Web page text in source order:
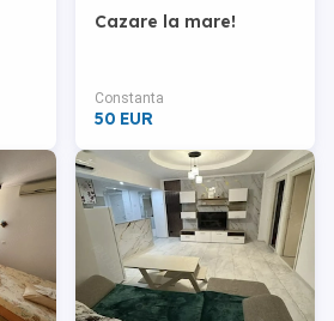
Cazare la mare!
Constanta
50 EUR